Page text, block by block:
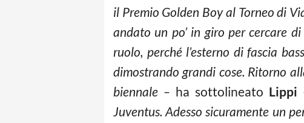
il Premio Golden Boy al Torneo di
andato un po’ in giro per cercare
ruolo, perché l’esterno di fascia
dimostrando grandi cose. Ritorno
biennale – ha sottolineato Lippi
Juventus. Adesso sicuramente un